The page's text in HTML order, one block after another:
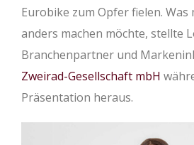
Eurobike zum Opfer fielen. Was
anders machen möchte, stellte
Branchenpartner und
Zweirad-Gesellschaft mbH
Präsentation heraus.